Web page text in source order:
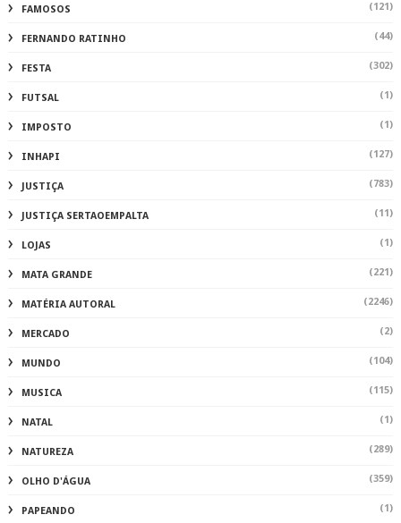
FAMOSOS (121)
FERNANDO RATINHO (44)
FESTA (302)
FUTSAL (1)
IMPOSTO (1)
INHAPI (127)
JUSTIÇA (783)
JUSTIÇA SERTAOEMPALTA (11)
LOJAS (1)
MATA GRANDE (221)
MATÉRIA AUTORAL (2246)
MERCADO (2)
MUNDO (104)
MUSICA (115)
NATAL (1)
NATUREZA (289)
OLHO D'ÁGUA (359)
PAPEANDO (1)